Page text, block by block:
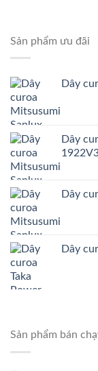
Sản phẩm ưu đãi
Dây
Dây
Dây
Dây
Sản phẩm bán